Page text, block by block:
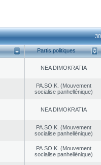
Partis politiques
NEA DΙMOKRATIA
PA.SO.K. (Mouvement
socialise panhellénique)
NEA DΙMOKRATIA
PA.SO.K. (Mouvement
socialise panhellénique)
PA.SO.K. (Mouvement
socialise panhellénique)